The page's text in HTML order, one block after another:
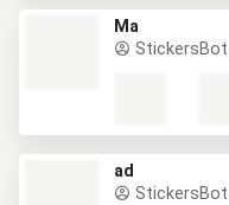
Ma
StickersBot
ad
StickersBot